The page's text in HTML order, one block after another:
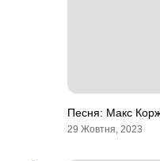
Песня: Макс
29 Жовтня, 2023